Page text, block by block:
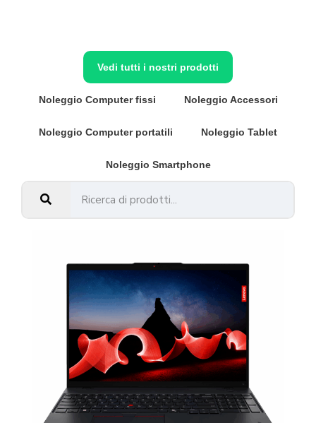
Vedi tutti i nostri prodotti
Noleggio Computer fissi Noleggio Accessori
Noleggio Computer portatili Noleggio Tablet
Noleggio Smartphone